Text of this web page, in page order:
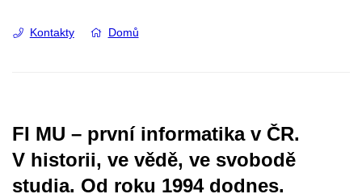
Kontakty Domů
FI MU – první informatika v ČR.
V historii, ve vědě, ve svobodě
studia. Od roku 1994 dodnes.